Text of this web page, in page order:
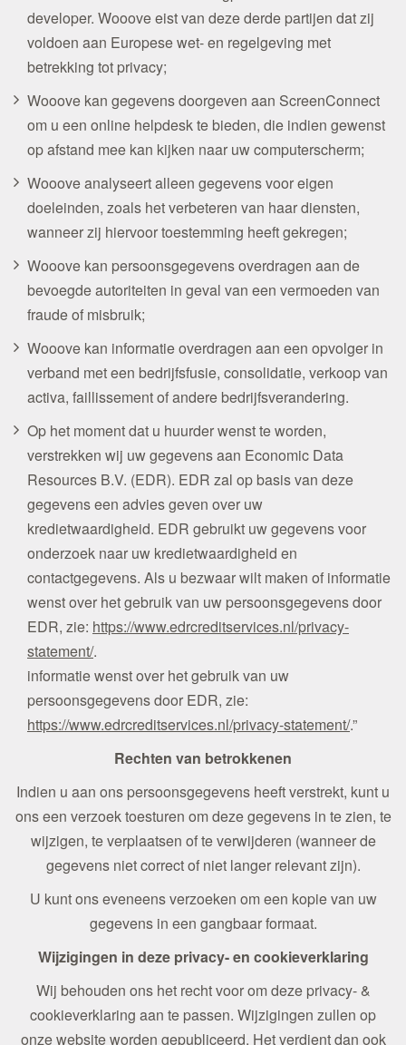
developer. Wooove eist van deze derde partijen dat zij
voldoen aan Europese wet- en regelgeving met
betrekking tot privacy;
Wooove kan gegevens doorgeven aan ScreenConnect
om u een online helpdesk te bieden, die indien gewenst
op afstand mee kan kijken naar uw computerscherm;
Wooove analyseert alleen gegevens voor eigen
doeleinden, zoals het verbeteren van haar diensten,
wanneer zij hiervoor toestemming heeft gekregen;
Wooove kan persoonsgegevens overdragen aan de
bevoegde autoriteiten in geval van een vermoeden van
fraude of misbruik;
Wooove kan informatie overdragen aan een opvolger in
verband met een bedrijfsfusie, consolidatie, verkoop van
activa, faillissement of andere bedrijfsverandering.
Op het moment dat u huurder wenst te worden,
verstrekken wij uw gegevens aan Economic Data
Resources B.V. (EDR). EDR zal op basis van deze
gegevens een advies geven over uw
kredietwaardigheid. EDR gebruikt uw gegevens voor
onderzoek naar uw kredietwaardigheid en
contactgegevens. Als u bezwaar wilt maken of informatie
wenst over het gebruik van uw persoonsgegevens door
EDR, zie: https://www.edrcreditservices.nl/privacy-
statement/.
informatie wenst over het gebruik van uw
persoonsgegevens door EDR, zie:
https://www.edrcreditservices.nl/privacy-statement/.”
Rechten van betrokkenen
Indien u aan ons persoonsgegevens heeft verstrekt, kunt u
ons een verzoek toesturen om deze gegevens in te zien, te
wijzigen, te verplaatsen of te verwijderen (wanneer de
gegevens niet correct of niet langer relevant zijn).
U kunt ons eveneens verzoeken om een kopie van uw
gegevens in een gangbaar formaat.
Wijzigingen in deze privacy- en cookieverklaring
Wij behouden ons het recht voor om deze privacy- &
cookieverklaring aan te passen. Wijzigingen zullen op
onze website worden gepubliceerd. Het verdient dan ook